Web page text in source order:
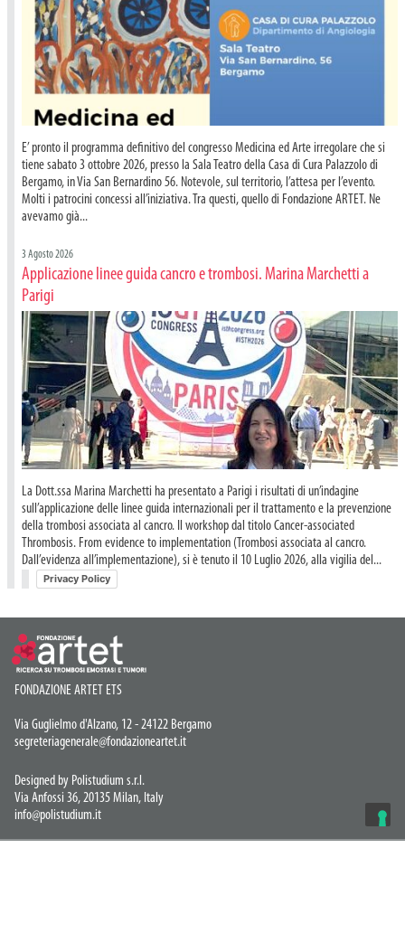
E’ pronto il programma definitivo del congresso Medicina ed Arte irregolare che si
tiene sabato 3 ottobre 2026, presso la Sala Teatro della Casa di Cura Palazzolo di
Bergamo, in Via San Bernardino 56. Notevole, sul territorio, l’attesa per l’evento.
Molti i patrocini concessi all’iniziativa. Tra questi, quello di Fondazione ARTET. Ne
avevamo già...
3 Agosto 2026
Applicazione linee guida cancro e trombosi. Marina Marchetti a
Parigi
La Dott.ssa Marina Marchetti ha presentato a Parigi i risultati di un’indagine
sull’applicazione delle linee guida internazionali per il trattamento e la prevenzione
della trombosi associata al cancro. Il workshop dal titolo Cancer-associated
Thrombosis. From evidence to implementation (Trombosi associata al cancro.
Dall’evidenza all’implementazione), si è tenuto il 10 Luglio 2026, alla vigilia del...
Privacy Policy
FONDAZIONE ARTET ETS
Via Guglielmo d'Alzano, 12 - 24122 Bergamo
segreteriagenerale@fondazioneartet.it
Designed by Polistudium s.r.l.
Via Anfossi 36, 20135 Milan, Italy
info@polistudium.it